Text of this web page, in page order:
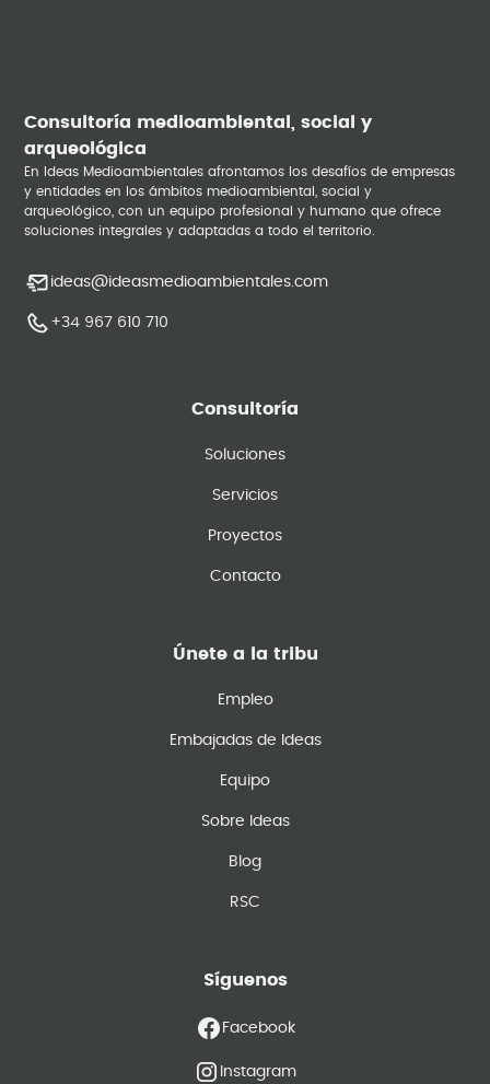
Consultoría medioambiental, social y
arqueológica
En Ideas Medioambientales afrontamos los desafíos de empresas
y entidades en los ámbitos medioambiental, social y
arqueológico, con un equipo profesional y humano que ofrece
soluciones integrales y adaptadas a todo el territorio.
ideas@ideasmedioambientales.com
+34 967 610 710
Consultoría
Soluciones
Servicios
Proyectos
Contacto
Únete a la tribu
Empleo
Embajadas de Ideas
Equipo
Sobre Ideas
Blog
RSC
Síguenos
Facebook
Instagram